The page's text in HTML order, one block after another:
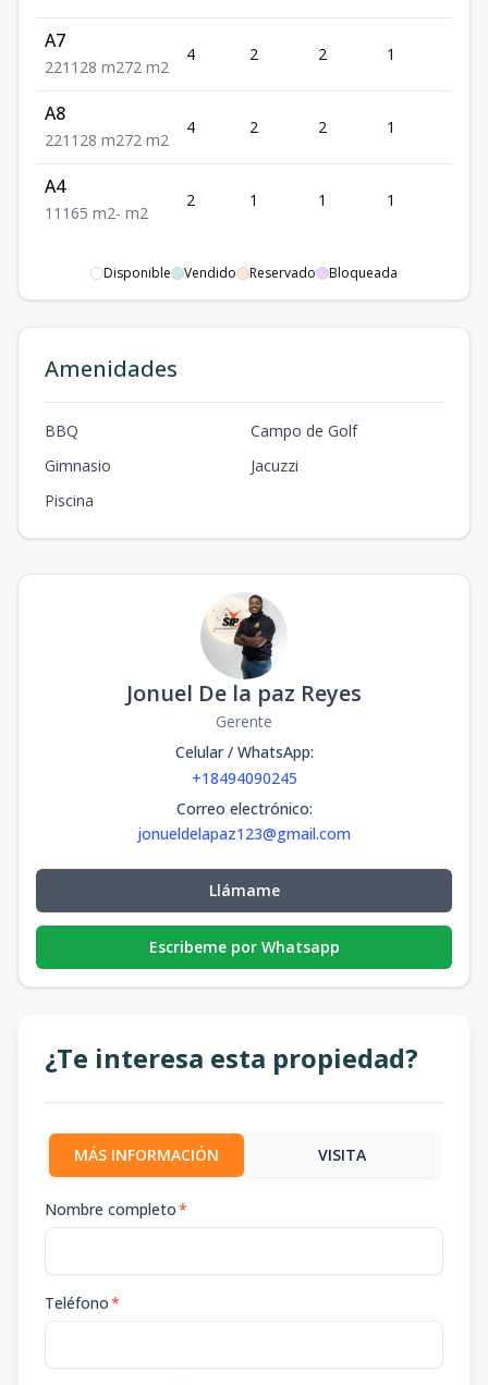
A7
221 128 m272 m2
4 2 2 1
A8
221 128 m272 m2
4 2 2 1
A4
1 1 1 65 m2- m2
2 1 1 1
Disponible Vendido Reservado Bloqueada
Amenidades
BBQ
Campo de Golf
Gimnasio
Jacuzzi
Piscina
Jonuel De la paz Reyes
Gerente
Celular / WhatsApp:
+18494090245
Correo electrónico:
jonueldelapaz123@gmail.com
Llámame
Escribeme por Whatsapp
¿Te interesa esta propiedad?
MÁS INFORMACIÓN VISITA
Nombre completo*
Teléfono*